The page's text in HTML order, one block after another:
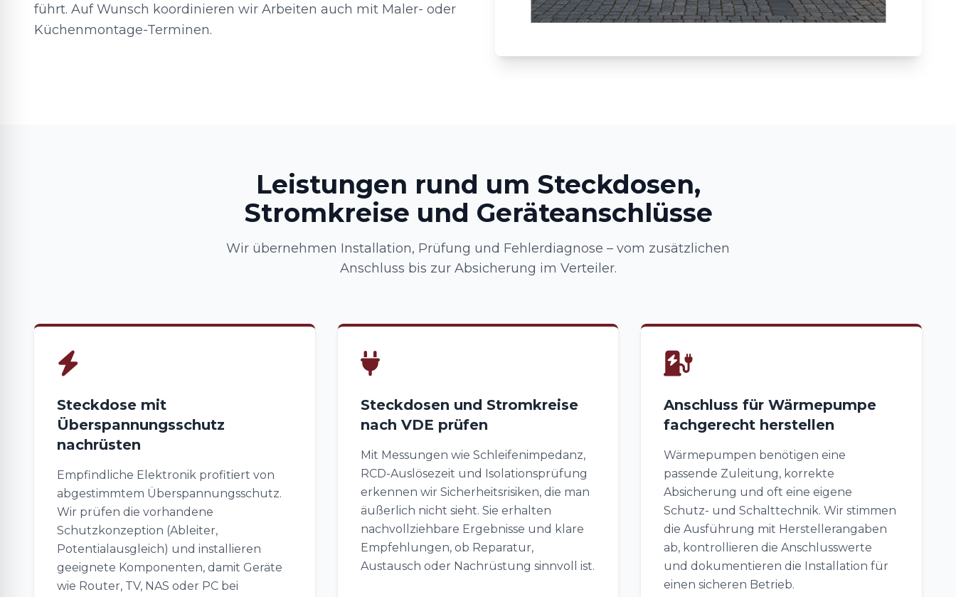
führt. Auf Wunsch koordinieren wir Arbeiten auch mit Maler- oder
Küchenmontage-Terminen.
Leistungen rund um Steckdosen,
Stromkreise und Geräteanschlüsse
Wir übernehmen Installation, Prüfung und Fehlerdiagnose – vom zusätzlichen
Anschluss bis zur Absicherung im Verteiler.
Steckdose mit
Überspannungsschutz
nachrüsten
Empfindliche Elektronik profitiert von
abgestimmtem Überspannungsschutz.
Wir prüfen die vorhandene
Schutzkonzeption (Ableiter,
Potentialausgleich) und installieren
geeignete Komponenten, damit Geräte
wie Router, TV, NAS oder PC bei
Steckdosen und Stromkreise
nach VDE prüfen
Mit Messungen wie Schleifenimpedanz,
RCD-Auslösezeit und Isolationsprüfung
erkennen wir Sicherheitsrisiken, die man
äußerlich nicht sieht. Sie erhalten
nachvollziehbare Ergebnisse und klare
Empfehlungen, ob Reparatur,
Austausch oder Nachrüstung sinnvoll ist.
Anschluss für Wärmepumpe
fachgerecht herstellen
Wärmepumpen benötigen eine
passende Zuleitung, korrekte
Absicherung und oft eine eigene
Schutz- und Schalttechnik. Wir stimmen
die Ausführung mit Herstellerangaben
ab, kontrollieren die Anschlusswerte
und dokumentieren die Installation für
einen sicheren Betrieb.